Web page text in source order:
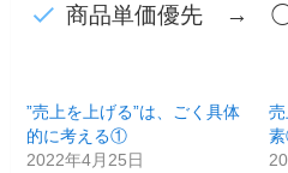
商品単価優先 → ◯
”売上を上げる”は、ごく具体
的に考える①
2022年4月25日